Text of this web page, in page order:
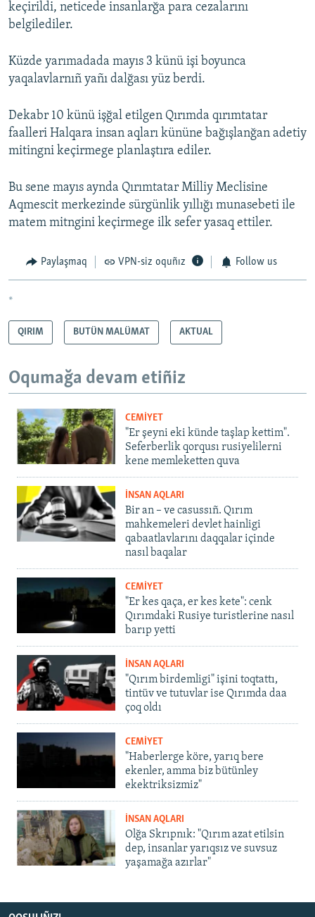
keçirildi, neticede insanlarğa para cezalarını
belgilediler.
Küzde yarımadada mayıs 3 künü işi boyunca
yaqalavlarnıñ yañı dalğası yüz berdi.
Dekabr 10 künü işğal etilgen Qırımda qırımtatar
faalleri Halqara insan aqları kününe bağışlanğan adetiy
mitingni keçirmege planlaştıra ediler.
Bu sene mayıs aynda Qırımtatar Milliy Meclisine
Aqmescit merkezinde sürgünlik yıllığı munasebeti ile
matem mitngini keçirmege ilk sefer yasaq ettiler.
Paylaşmaq VPN-siz oquñız Follow us
*
QIRIM BUTÜN MALÜMAT AKTUAL
Oqumağa devam etiñiz
CEMİYET
"Er şeyni eki künde taşlap kettim".
Seferberlik qorqusı rusiyelilerni
kene memleketten quva
İNSAN AQLARI
Bir an – ve casussıñ. Qırım
mahkemeleri devlet hainligi
qabaatlavlarını daqqalar içinde
nasıl baqalar
CEMİYET
"Er kes qaça, er kes kete": cenk
Qırımdaki Rusiye turistlerine nasıl
barıp yetti
İNSAN AQLARI
"Qırım birdemligi" işini toqtattı,
tintüv ve tutuvlar ise Qırımda daa
çoq oldı
CEMİYET
"Haberlerge köre, yarıq bere
ekenler, amma biz bütünley
ekektriksizmiz"
İNSAN AQLARI
Olğa Skrıpnık: "Qırım azat etilsin
dep, insanlar yarıqsız ve suvsuz
yaşamağa azırlar"